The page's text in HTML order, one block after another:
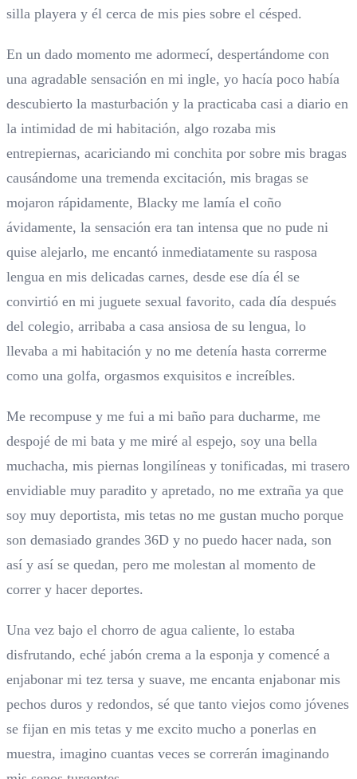
silla playera y él cerca de mis pies sobre el césped.
En un dado momento me adormecí, despertándome con
una agradable sensación en mi ingle, yo hacía poco había
descubierto la masturbación y la practicaba casi a diario en
la intimidad de mi habitación, algo rozaba mis
entrepiernas, acariciando mi conchita por sobre mis bragas
causándome una tremenda excitación, mis bragas se
mojaron rápidamente, Blacky me lamía el coño
ávidamente, la sensación era tan intensa que no pude ni
quise alejarlo, me encantó inmediatamente su rasposa
lengua en mis delicadas carnes, desde ese día él se
convirtió en mi juguete sexual favorito, cada día después
del colegio, arribaba a casa ansiosa de su lengua, lo
llevaba a mi habitación y no me detenía hasta correrme
como una golfa, orgasmos exquisitos e increíbles.
Me recompuse y me fui a mi baño para ducharme, me
despojé de mi bata y me miré al espejo, soy una bella
muchacha, mis piernas longilíneas y tonificadas, mi trasero
envidiable muy paradito y apretado, no me extraña ya que
soy muy deportista, mis tetas no me gustan mucho porque
son demasiado grandes 36D y no puedo hacer nada, son
así y así se quedan, pero me molestan al momento de
correr y hacer deportes.
Una vez bajo el chorro de agua caliente, lo estaba
disfrutando, eché jabón crema a la esponja y comencé a
enjabonar mi tez tersa y suave, me encanta enjabonar mis
pechos duros y redondos, sé que tanto viejos como jóvenes
se fijan en mis tetas y me excito mucho a ponerlas en
muestra, imagino cuantas veces se correrán imaginando